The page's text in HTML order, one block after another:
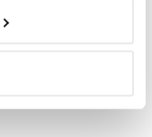
uppgifter
när som
och annonserna
våra kunder